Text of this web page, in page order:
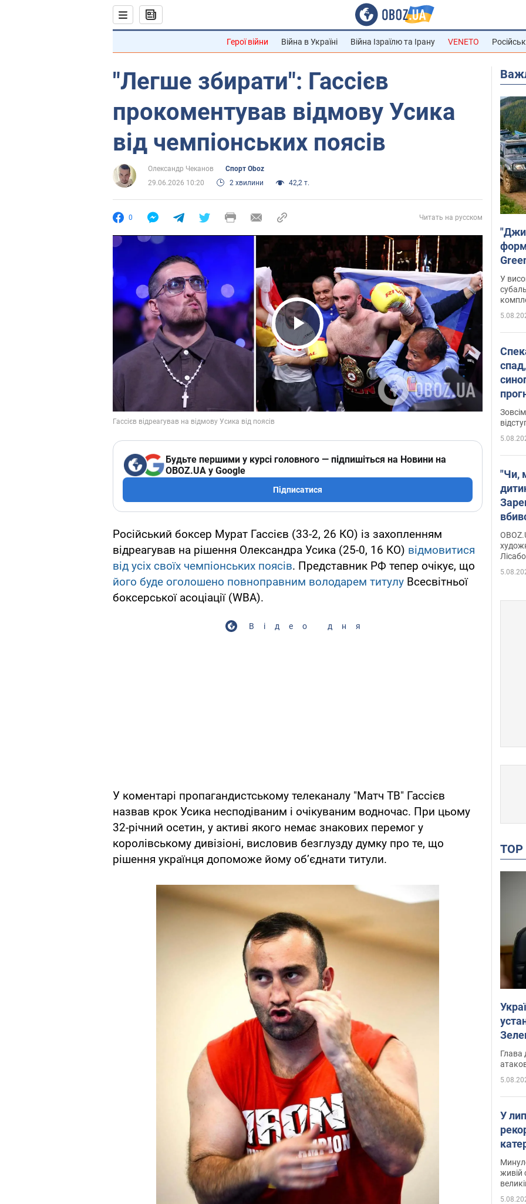
Герої війни Війна в Україні Війна Ізраїлю та Ірану VENETO
"Легше збирати": Гассієв
прокоментував відмову Усика
від чемпіонських поясів
Олександр Чеканов
Спорт Oboz
29.06.2026 10:20
2 хвилини 42,2 т.
0 Читать на русском
Play Video
Будьте першими у курсі головного — підпишіться на Новини на
OBOZ.UA у Google
Підписатися
Російський боксер Мурат Гассієв (33-2, 26 КО) із захопленням
відреагував на рішення Олександра Усика (25-0, 16 КО) відмовитися
від усіх своїх чемпіонських поясів. Представник РФ тепер очікує, що
його буде оголошено повноправним володарем титулу Всесвітньої
боксерської асоціації (WBA).
Відео дня
У коментарі пропагандистському телеканалу "Матч ТВ" Гассієв
назвав крок Усика несподіваним і очікуваним водночас. При цьому
32-річний осетин, у активі якого немає знакових перемог у
королівському дивізіоні, висловив безглузду думку про те, що
рішення українця допоможе йому об’єднати титули.
У
"Чи,
в
Глава
У
живій